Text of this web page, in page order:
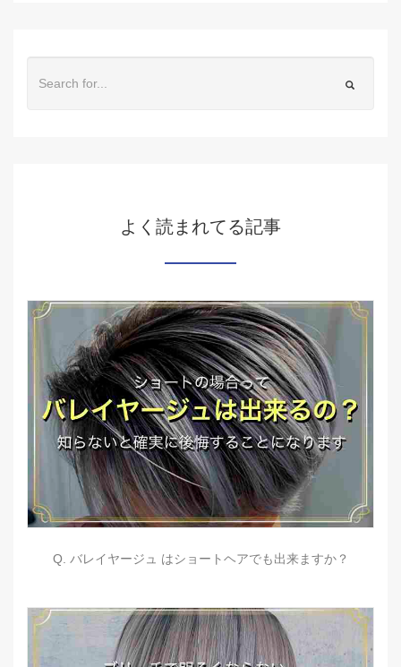
よく読まれてる記事
Q. バレイヤージュ はショートヘアでも出来ますか？